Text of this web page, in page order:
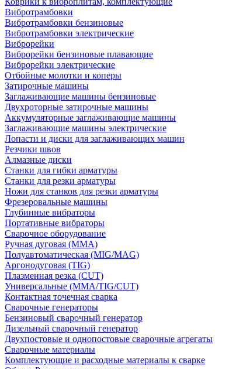
Вибротрамбовки
Вибротрамбовки бензиновые
Вибротрамбовки электрические
Виброрейки
Виброрейки бензиновые плавающие
Виброрейки электрические
Отбойные молотки и коперы
Затирочные машины
Заглаживающие машины бензиновые
Двухроторные затирочные машины
Аккумуляторные заглаживающие машины
Заглаживающие машины электрические
Лопасти и диски для заглаживающих машин
Резчики швов
Алмазные диски
Станки для гибки арматуры
Станки для резки арматуры
Ножи для станков для резки арматуры
Фрезеровальные машины
Глубинные вибраторы
Портативные вибраторы
Сварочное оборудование
Ручная дуговая (MMA)
Полуавтоматическая (MIG/MAG)
Аргонодуговая (TIG)
Плазменная резка (CUT)
Универсальные (MMA/TIG/CUT)
Контактная точечная сварка
Сварочные генераторы
Бензиновый сварочный генератор
Дизельный сварочный генератор
Двухпостовые и однопостовые сварочные агрегаты
Сварочные материалы
Комплектующие и расходные материалы к сварке